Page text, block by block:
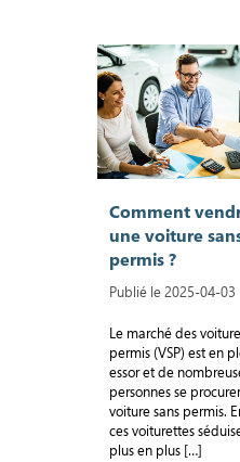
Comment
une voiture
permis ?
Publié le 2025-04-03
Le marché des
permis (VSP) est en
essor et de
personnes se
voiture sans permis.
ces voiturettes
plus en plus […]